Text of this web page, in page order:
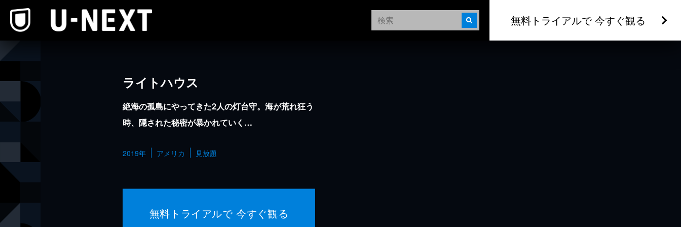
無料トライアルで 今すぐ観る
ライトハウス
絶海の孤島にやってきた2人の灯台守。海が荒れ狂う
時、隠された秘密が暴かれていく…
2019年 アメリカ 見放題
無料トライアルで 今すぐ観る